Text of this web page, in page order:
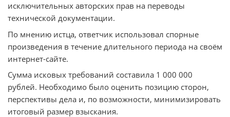
исключительных авторских прав на переводы
технической документации.
По мнению истца, ответчик использовал спорные
произведения в течение длительного периода на своём
интернет-сайте.
Сумма исковых требований составила 1 000 000
рублей. Необходимо было оценить позицию сторон,
перспективы дела и, по возможности, минимизировать
итоговый размер взыскания.